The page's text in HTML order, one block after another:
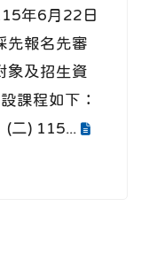
年6月22日
先報名先審
象及招生資
課程如下：
二) 115...